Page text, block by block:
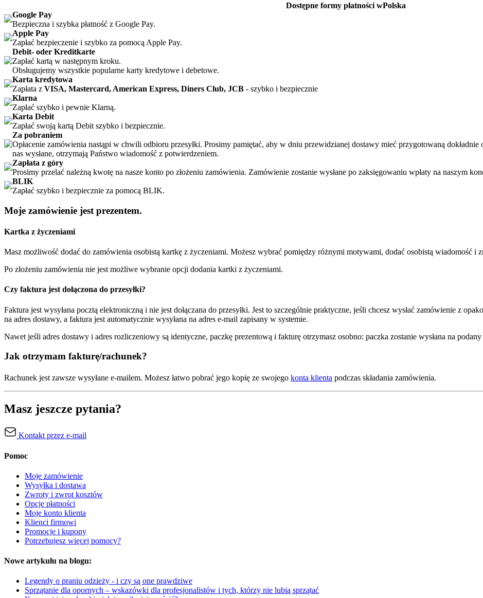
Dostępne formy płatności wPolska
Google Pay
Bezpieczna i szybka płatność z Google Pay.
Apple Pay
Zapłać bezpieczenie i szybko za pomocą Apple Pay.
Debit- oder Kreditkarte
Zapłać kartą w następnym kroku.
Obsługujemy wszystkie popularne karty kredytowe i debetowe.
Karta kredytowa
Zapłata z VISA, Mastercard, American Express, Diners Club, JCB - szybko i bezpiecznie
Klarna
Zapłać szybko i pewnie Klarną.
Karta Debit
Zapłać swoją kartą Debit szybko i bezpiecznie.
Za pobraniem
Opłacenie zamówienia nastąpi w chwili odbioru przesyłki. Prosimy pamiętać, aby w dniu przewidzianej dostawy mieć przygotowaną
nas wysłane, otrzymają Państwo wiadomość z potwierdzeniem.
Zapłata z góry
Prosimy przelać należną kwotę na nasze konto po złożeniu zamówienia. Zamówienie zostanie wysłane po zaksięgowaniu wpłaty na naszym
BLIK
Zapłać szybko i bezpiecznie za pomocą BLIK.
Moje zamówienie jest prezentem.
Kartka z życzeniami
Masz możliwość dodać do zamówienia osobistą kartkę z życzeniami. Możesz wybrać pomiędzy różnymi motywami, dodać osobistą wiadomość i
Po złożeniu zamówienia nie jest możliwe wybranie opcji dodania kartki z życzeniami.
Czy faktura jest dołączona do przesyłki?
Faktura jest wysyłana pocztą elektroniczną i nie jest dołączana do przesyłki. Jest to szczególnie praktyczne, jeśli chcesz wysłać zamówienie z
na adres dostawy, a faktura jest automatycznie wysyłana na adres e-mail zapisany w systemie.
Nawet jeśli adres dostawy i adres rozliczeniowy są identyczne, paczkę prezentową i fakturę otrzymasz osobno: paczka zostanie wysłana na
Jak otrzymam fakturę/rachunek?
Rachunek jest zawsze wysyłane e-mailem. Możesz łatwo pobrać jego kopię ze swojego konta klienta podczas składania zamówienia.
Masz jeszcze pytania?
Kontakt przez e-mail
Pomoc
Moje zamówienie
Wysyłka i dostawa
Zwroty i zwrot kosztów
Opcje płatności
Moje konto klienta
Klienci firmowi
Promocje i kupony
Potrzebujesz więcej pomocy?
Nowe artykułu na blogu:
Legendy o praniu odzieży - i czy są one prawdziwe
Sprzątanie dla opornych – wskazówki dla profesjonalistów i tych, którzy nie lubią sprzątać